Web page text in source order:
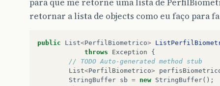
para que me retorne uma lista de
retornar a lista de objects como eu faço para
public List<PerfilBiometrico>
throws
Exception
{
// TODO Auto-generated method stub
List<PerfilBiometrico>
StringBuffer sb = new StringBuffer();